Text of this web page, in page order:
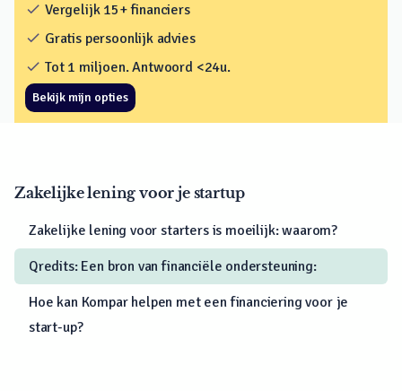
check Vergelijk 15+ financiers
check Gratis persoonlijk advies
check Tot 1 miljoen. Antwoord <24u.
Bekijk mijn opties
Zakelijke lening voor je startup
Zakelijke lening voor starters is moeilijk: waarom?
Qredits: Een bron van financiële ondersteuning:
Hoe kan Kompar helpen met een financiering voor je
start-up?